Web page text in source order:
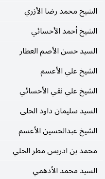
الشيخ محمد رضا الأزري
الشيخ أحمد الأحسائي
السيد حسن الأصم العطار
الشيخ علي الأعسم
الشيخ علي نقي الأحسائي
السيد سليمان داود الحلي
الشيخ عبدالحسين الأعسم
محمد بن ادريس مطر الحلي
السيد محمد الأدهمي
وأنتم يوم الحسابعدتي
وهاكم عذراء مننجلكم
تحجبت من البهاببرقع